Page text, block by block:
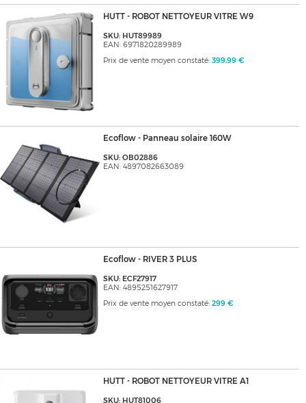
HUTT - ROBOT NETTOYEUR VITRE W9
SKU: HUT89989
EAN: 6971820289989
Prix de vente moyen constaté: 399,99 €
Ecoflow - Panneau solaire 160W
SKU: OB02886
EAN: 4897082663089
Ecoflow - RIVER 3 PLUS
SKU: ECF27917
EAN: 4895251627917
Prix de vente moyen constaté: 299 €
HUTT - ROBOT NETTOYEUR VITRE A1
SKU: HUT81006